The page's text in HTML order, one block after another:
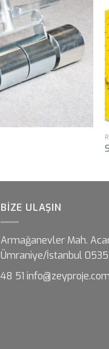
BIZE ULAŞIN
Armağanevler Mah.
Ümraniye/İstanbul 0535
48 51